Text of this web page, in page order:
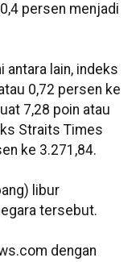
persen menjadi
antara lain, indeks
0,72 persen ke
7,28 poin atau
Straits Times
ke 3.271,84.
libur
tersebut.
dengan